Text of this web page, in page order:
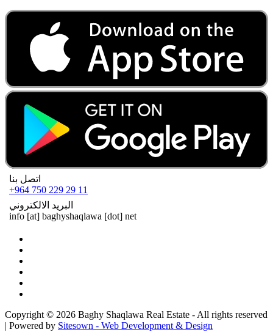
اتصل بنا
+964 750 229 29 11
البريد الالكتروني
info [at] baghyshaqlawa [dot] net
Copyright © 2026 Baghy Shaqlawa Real Estate - All rights reserved
| Powered by Sitesown - Web Development & Design